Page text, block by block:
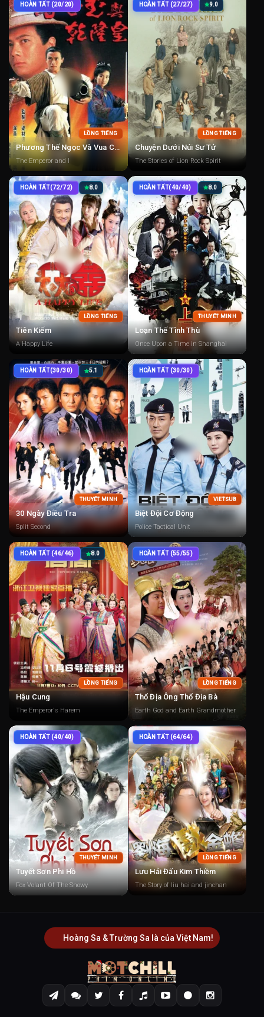
HOÀN TẤT (20/20)
LỒNG TIẾNG
Phương Thế Ngọc Và Vua Càn Long
The Emperor and I
HOÀN TẤT (27/27) 9.0
LỒNG TIẾNG
Chuyện Dưới Núi Sư Tử
The Stories of Lion Rock Spirit
HOÀN TẤT(72/72) 8.0
LỒNG TIẾNG
Tiên Kiếm
A Happy Life
HOÀN TẤT(40/40) 8.0
THUYẾT MINH
Loạn Thế Tình Thù
Once Upon a Time in Shanghai
HOÀN TẤT(30/30) 5.1
THUYẾT MINH
30 Ngày Điều Tra
Split Second
HOÀN TẤT (30/30)
VIETSUB
Biệt Đội Cơ Động
Police Tactical Unit
HOÀN TẤT (46/46) 8.0
LỒNG TIẾNG
Hậu Cung
The Emperor's Harem
HOÀN TẤT (55/55)
LỒNG TIẾNG
Thổ Địa Ông Thổ Địa Bà
Earth God and Earth Grandmother
HOÀN TẤT (40/40)
THUYẾT MINH
Tuyết Sơn Phi Hồ
Fox Volant Of The Snowy
HOÀN TẤT (64/64)
LỒNG TIẾNG
Lưu Hải Đấu Kim Thiềm
The Story of liu hai and jinchan
Hoàng Sa & Trường Sa là của Việt Nam!